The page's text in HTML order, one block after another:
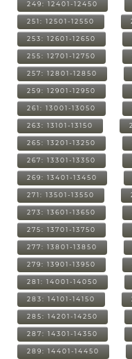
249: 12401-12450
251: 12501-12550
253: 12601-12650
255: 12701-12750
257: 12801-12850
259: 12901-12950
261: 13001-13050
263: 13101-13150
265: 13201-13250
267: 13301-13350
269: 13401-13450
271: 13501-13550
273: 13601-13650
275: 13701-13750
277: 13801-13850
279: 13901-13950
281: 14001-14050
283: 14101-14150
285: 14201-14250
287: 14301-14350
289: 14401-14450